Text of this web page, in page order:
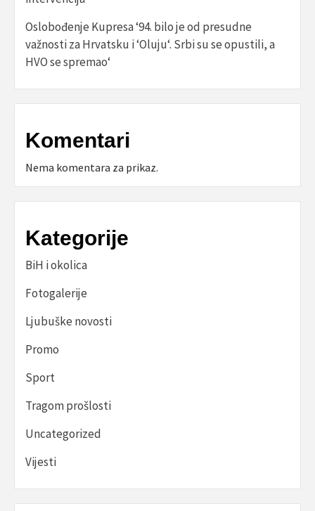
Oslobođenje Kupresa ‘94. bilo je od presudne
važnosti za Hrvatsku i ‘Oluju‘. Srbi su se opustili, a
HVO se spremao‘
Komentari
Nema komentara za prikaz.
Kategorije
BiH i okolica
Fotogalerije
Ljubuške novosti
Promo
Sport
Tragom prošlosti
Uncategorized
Vijesti